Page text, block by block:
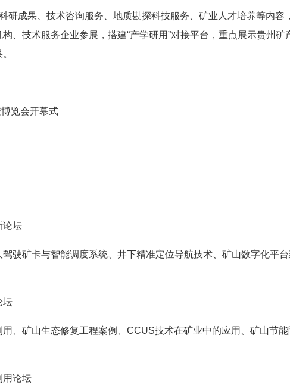
研成果、技术咨询服务、地质勘探科技服务、矿业人才培养等内容
、技术服务企业参展，搭建“产学研用”对接平台，重点展示贵州矿
览会开幕式
论坛
驶矿卡与智能调度系统、井下精准定位导航技术、矿山数字化平
坛
、矿山生态修复工程案例、CCUS技术在矿业中的应用、矿山节能
用论坛